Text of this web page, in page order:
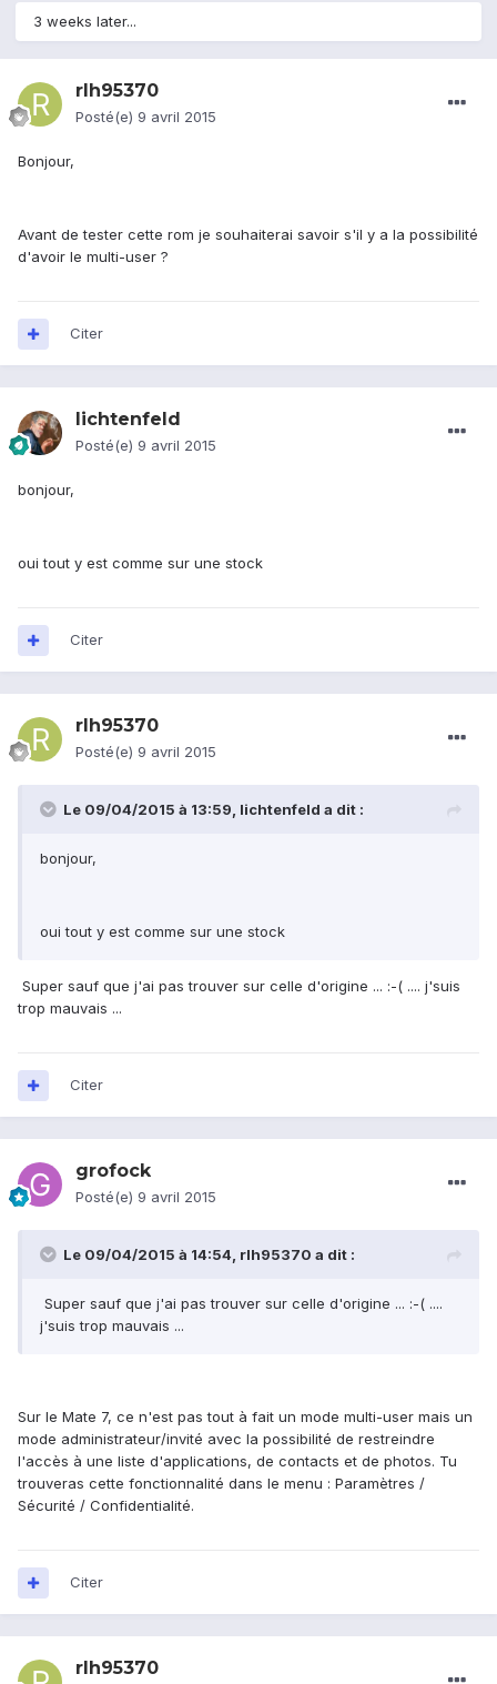
3 weeks later...
rlh95370
Posté(e) 9 avril 2015
Bonjour,
Avant de tester cette rom je souhaiterai savoir s'il y a la possibilité
d'avoir le multi-user ?
Citer
lichtenfeld
Posté(e) 9 avril 2015
bonjour,
oui tout y est comme sur une stock
Citer
rlh95370
Posté(e) 9 avril 2015
Le 09/04/2015 à 13:59, lichtenfeld a dit :
bonjour,
oui tout y est comme sur une stock
Super sauf que j'ai pas trouver sur celle d'origine ... :-( .... j'suis
trop mauvais ...
Citer
grofock
Posté(e) 9 avril 2015
Le 09/04/2015 à 14:54, rlh95370 a dit :
Super sauf que j'ai pas trouver sur celle d'origine ... :-( ....
j'suis trop mauvais ...
Sur le Mate 7, ce n'est pas tout à fait un mode multi-user mais un
mode administrateur/invité avec la possibilité de restreindre
l'accès à une liste d'applications, de contacts et de photos. Tu
trouveras cette fonctionnalité dans le menu : Paramètres /
Sécurité / Confidentialité.
Citer
rlh95370